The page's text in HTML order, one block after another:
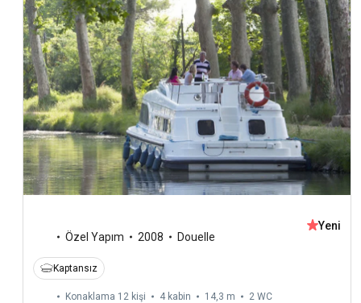
Özel Yapım 2008 Douelle
Yeni
Kaptansız
Konaklama 12 kişi 4 kabin 14,3 m 2 WC